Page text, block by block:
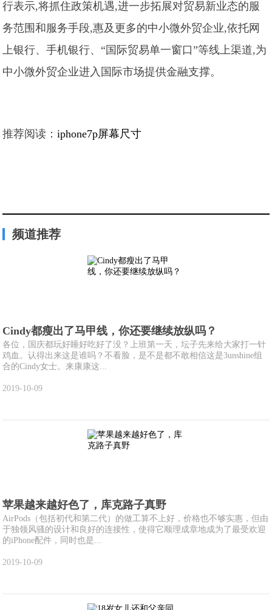
行表示,将抓住政策机遇,进一步拓展对贸易新业态的服
务范围和服务手段,惠及更多的中小微外贸企业,依托网
上银行、手机银行、“国际贸易单一窗口”等线上渠道,为
中小微外贸企业进入国际市场提供金融支撑。
推荐阅读：iphone7p屏幕尺寸
频道推荐
Cindy都瘦出了马甲线，你还要继续放纵吗？
各位，国庆都玩好睡好吃好了没？上班第一天，坛子先来给大家打一针
鸡血。认得出来这是谁吗？不看脸，是不是都不敢相信这是3unshine组
合的Cindy女士。来康康这...
2019-10-09
苹果越来越好色了，库克路子真野
AirPods（包括初代和第二代）的做工算不上好，价格也不够实惠，但由
于独领风骚的设计和良好的连接性，使得它顺理成章地成为了最受欢迎
的iPhone配件，同时也是...
2019-10-09